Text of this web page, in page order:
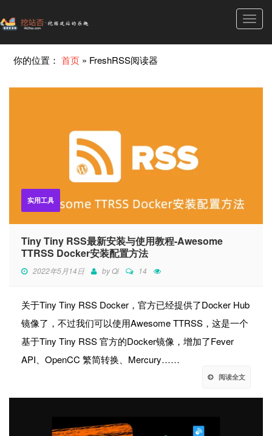
你的位置：首页 » FreshRSS阅读器
实用工具
Tiny Tiny RSS最新安装与使用教程-Awesome
TTRSS Docker安装配置方法
2022年5月14日 byQi 14
关于Tiny Tiny RSS Docker，官方已经提供了Docker Hub
镜像了，不过我们可以使用Awesome TTRSS，这是一个
基于Tiny Tiny RSS 官方的Docker镜像，增加了Fever
API、OpenCC 繁简转换、Mercury……
阅读全文